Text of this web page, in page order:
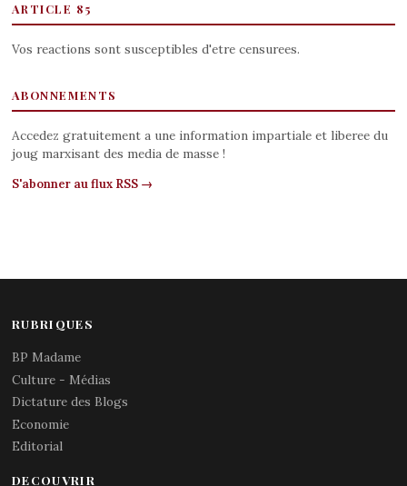
ARTICLE 85
Vos reactions sont susceptibles d'etre censurees.
ABONNEMENTS
Accedez gratuitement a une information impartiale et liberee du
joug marxisant des media de masse !
S'abonner au flux RSS →
RUBRIQUES
BP Madame
Culture - Médias
Dictature des Blogs
Economie
Editorial
DECOUVRIR